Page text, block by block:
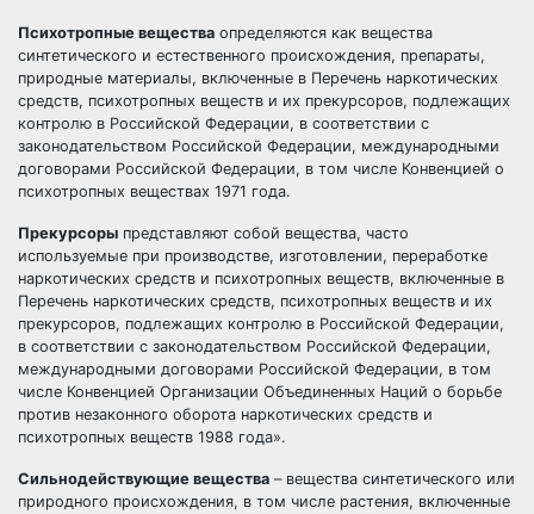
Психотропные вещества определяются как вещества
синтетического и естественного происхождения, препараты,
природные материалы, включенные в Перечень наркотических
средств, психотропных веществ и их прекурсоров, подлежащих
контролю в Российской Федерации, в соответствии с
законодательством Российской Федерации, международными
договорами Российской Федерации, в том числе Конвенцией о
психотропных веществах 1971 года.
Прекурсоры представляют собой вещества, часто
используемые при производстве, изготовлении, переработке
наркотических средств и психотропных веществ, включенные в
Перечень наркотических средств, психотропных веществ и их
прекурсоров, подлежащих контролю в Российской Федерации,
в соответствии с законодательством Российской Федерации,
международными договорами Российской Федерации, в том
числе Конвенцией Организации Объединенных Наций о борьбе
против незаконного оборота наркотических средств и
психотропных веществ 1988 года».
Сильнодействующие вещества – вещества синтетического или
природного происхождения, в том числе растения, включенные